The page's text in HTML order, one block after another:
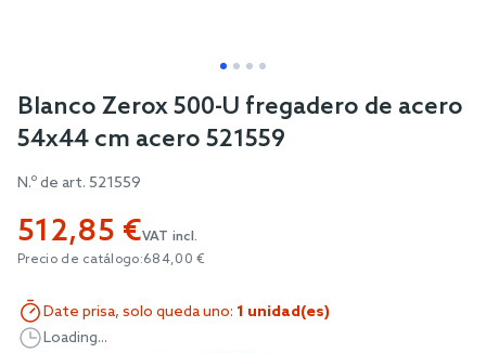
Skip
to
beginning
the
images
Blanco Zerox 500-U fregadero de acero
54x44 cm acero 521559
N.º de art. 521559
512,85 €VAT incl.
Precio de catálogo:684,00 €
Date prisa, solo queda uno: 1 unidad(es)
Loading...